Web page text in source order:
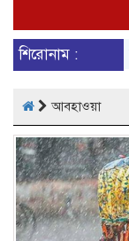
শিরোনাম :
ব্রুনেল
আবহাওয়া